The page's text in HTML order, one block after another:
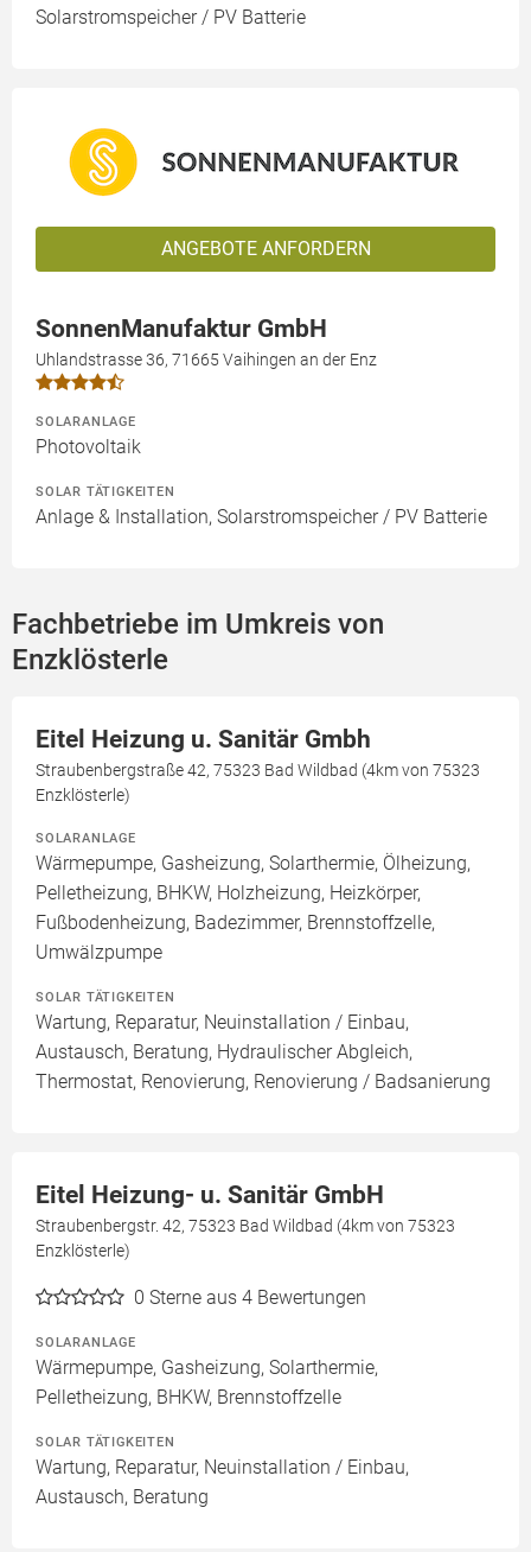
Solarstromspeicher / PV Batterie
ANGEBOTE ANFORDERN
SonnenManufaktur GmbH
Uhlandstrasse 36, 71665 Vaihingen an der Enz
SOLARANLAGE
Photovoltaik
SOLAR TÄTIGKEITEN
Anlage & Installation, Solarstromspeicher / PV Batterie
Fachbetriebe im Umkreis von
Enzklösterle
Eitel Heizung u. Sanitär Gmbh
Straubenbergstraße 42, 75323 Bad Wildbad (4km von 75323
Enzklösterle)
SOLARANLAGE
Wärmepumpe, Gasheizung, Solarthermie, Ölheizung,
Pelletheizung, BHKW, Holzheizung, Heizkörper,
Fußbodenheizung, Badezimmer, Brennstoffzelle,
Umwälzpumpe
SOLAR TÄTIGKEITEN
Wartung, Reparatur, Neuinstallation / Einbau,
Austausch, Beratung, Hydraulischer Abgleich,
Thermostat, Renovierung, Renovierung / Badsanierung
Eitel Heizung- u. Sanitär GmbH
Straubenbergstr. 42, 75323 Bad Wildbad (4km von 75323
Enzklösterle)
0 Sterne aus 4 Bewertungen
SOLARANLAGE
Wärmepumpe, Gasheizung, Solarthermie,
Pelletheizung, BHKW, Brennstoffzelle
SOLAR TÄTIGKEITEN
Wartung, Reparatur, Neuinstallation / Einbau,
Austausch, Beratung